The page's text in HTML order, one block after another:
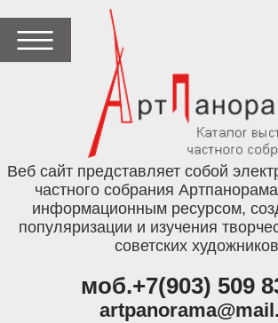
Веб сайт представляет собой
частного собрания
информационным ресурсом,
популяризации и изучения
советских
моб.+7(903) 509